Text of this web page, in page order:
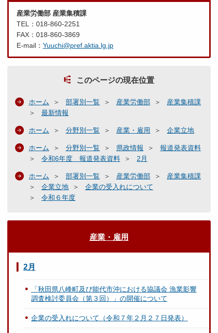
産業労働部 産業集積課
TEL：018-860-2251
FAX：018-860-3869
E-mail： Yuuchi@pref.aktia.lg.jp
このページの現在位置
ホーム 部署別一覧 産業労働部
産業集積課
最新情報
ホーム 分野別一覧 産業・雇用 企業立地
ホーム 分野別一覧 県政情報
報道発表資料
令和6年度 報道発表資料
2月
ホーム 部署別一覧 産業労働部
産業集積課
企業立地
企業の受入れについて
令和６年度
産業・雇用
2月
「秋田県八峰町及び能代市沖における協議会 漁業影響
調査検討委員会（第３回）」の開催について
企業の受入れについて（令和７年２月２７日発表）